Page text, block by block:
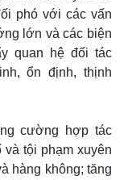
phó với các vấn
lớn và các biện
quan hệ đối tác
ổn định, thịnh
cường hợp tác
và tội phạm xuyên
hàng không; tăng